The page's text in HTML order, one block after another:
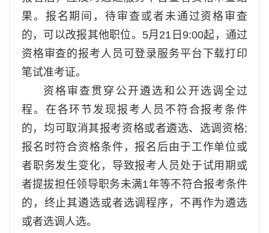
果。报名期间，待审查或者未通过资格审查
的，可以改报其他职位。5月21日9:00起，通过
资格审查的报考人员可登录服务平台下载打印
笔试准考证。
资格审查贯穿公开遴选和公开选调全过
程。在各环节发现报考人员不符合报考条件
的，均可取消其报考资格或者遴选、选调资格;
报名时符合资格条件，报名后由于工作单位或
者职务发生变化，导致报考人员处于试用期或
者提拔担任领导职务未满1年等不符合报考条件
的，终止其遴选或者选调程序，不再作为遴选
或者选调人选。